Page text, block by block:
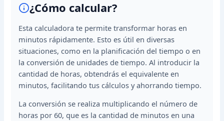
¿Cómo calcular?
Esta calculadora te permite transformar horas en
minutos rápidamente. Esto es útil en diversas
situaciones, como en la planificación del tiempo o en
la conversión de unidades de tiempo. Al introducir la
cantidad de horas, obtendrás el equivalente en
minutos, facilitando tus cálculos y ahorrando tiempo.
La conversión se realiza multiplicando el número de
horas por 60, que es la cantidad de minutos en una